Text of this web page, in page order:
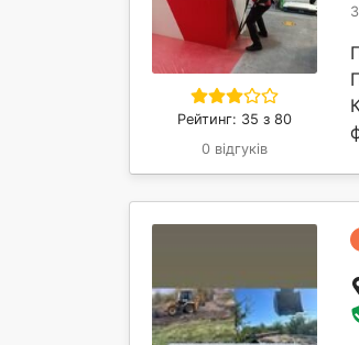
Рейтинг: 35 з 80
0 відгуків